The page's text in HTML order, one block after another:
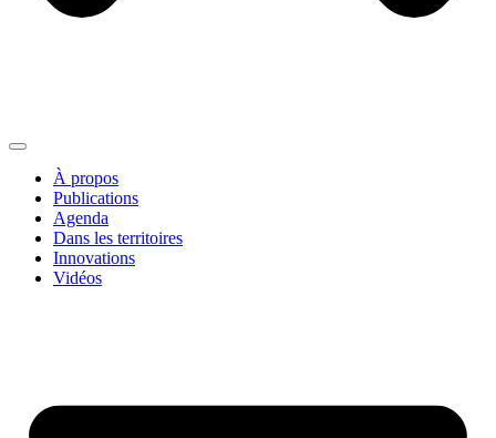
À propos
Publications
Agenda
Dans les territoires
Innovations
Vidéos